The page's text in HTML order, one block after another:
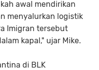
awal mendirikan
menyalurkan logistik
Imigran tersebut
kapal," ujar Mike.
di BLK